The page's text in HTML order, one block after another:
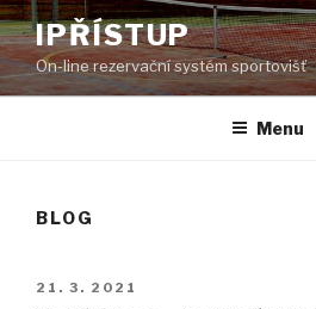
Přejít
k
obsahu
webu
IPŘÍSTUP
On-line rezervační systém sportovišť
Menu
BLOG
PUBLIKOVÁNO
21. 3. 2021